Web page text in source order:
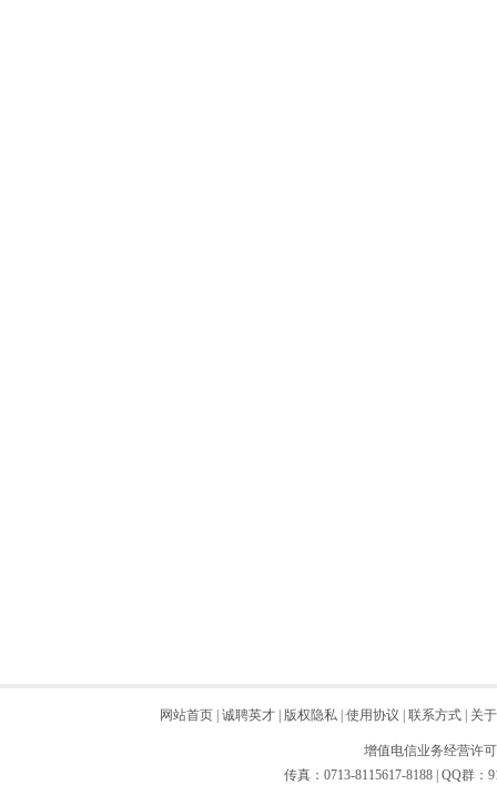
网站首页 诚聘英才 版权隐私 使用协议 联系方式 关
增值电信业务经营许
传真：0713-8115617-8188 | QQ群：